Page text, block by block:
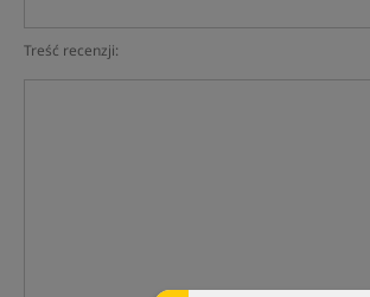
Treść recenzji: